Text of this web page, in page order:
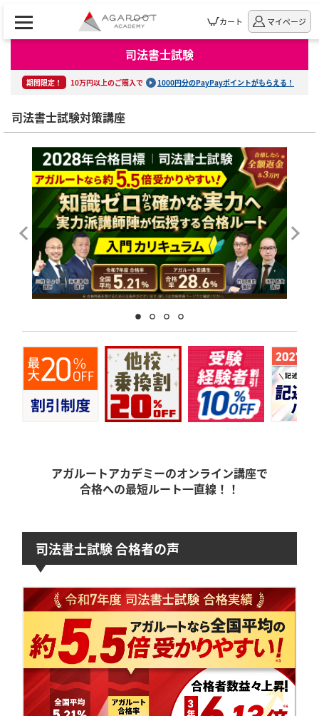
カート マイページ
司法書士試験
期間限定！ 10万円以上のご購入で 1000円分のPayPayポイントがもらえる！
司法書士試験対策講座
アガルートアカデミーのオンライン講座で
合格への最短ルート一直線！！
司法書士試験 合格者の声